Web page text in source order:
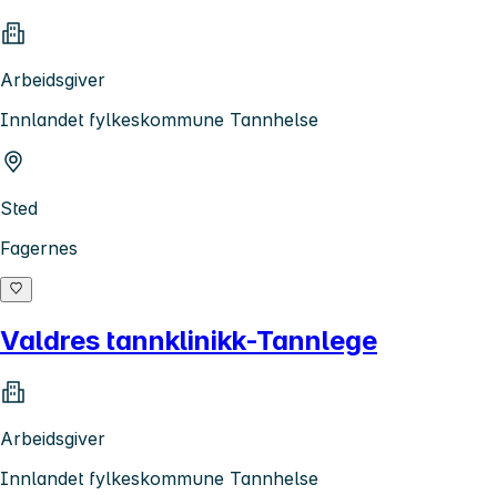
Arbeidsgiver
Innlandet fylkeskommune Tannhelse
Sted
Fagernes
Valdres tannklinikk-Tannlege
Arbeidsgiver
Innlandet fylkeskommune Tannhelse